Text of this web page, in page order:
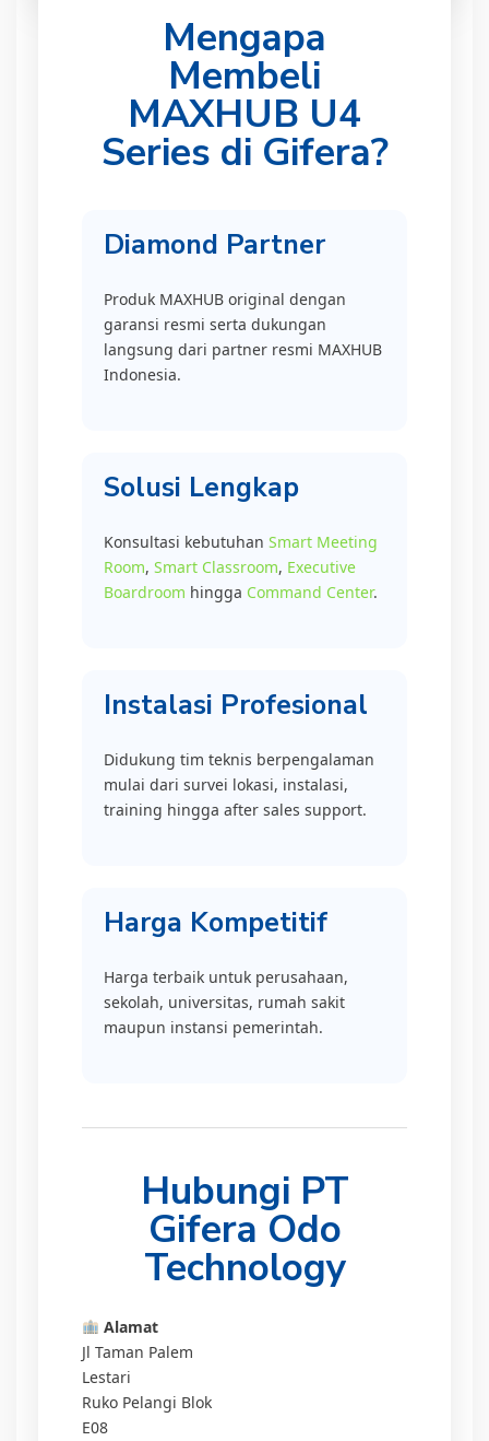
Mengapa
Membeli
MAXHUB U4
Series di Gifera?
Diamond Partner
Produk MAXHUB original dengan
garansi resmi serta dukungan
langsung dari partner resmi MAXHUB
Indonesia.
Solusi Lengkap
Konsultasi kebutuhan Smart Meeting
Room, Smart Classroom, Executive
Boardroom hingga Command Center.
Instalasi Profesional
Didukung tim teknis berpengalaman
mulai dari survei lokasi, instalasi,
training hingga after sales support.
Harga Kompetitif
Harga terbaik untuk perusahaan,
sekolah, universitas, rumah sakit
maupun instansi pemerintah.
Hubungi PT
Gifera Odo
Technology
Alamat
Jl Taman Palem
Lestari
Ruko Pelangi Blok
E08